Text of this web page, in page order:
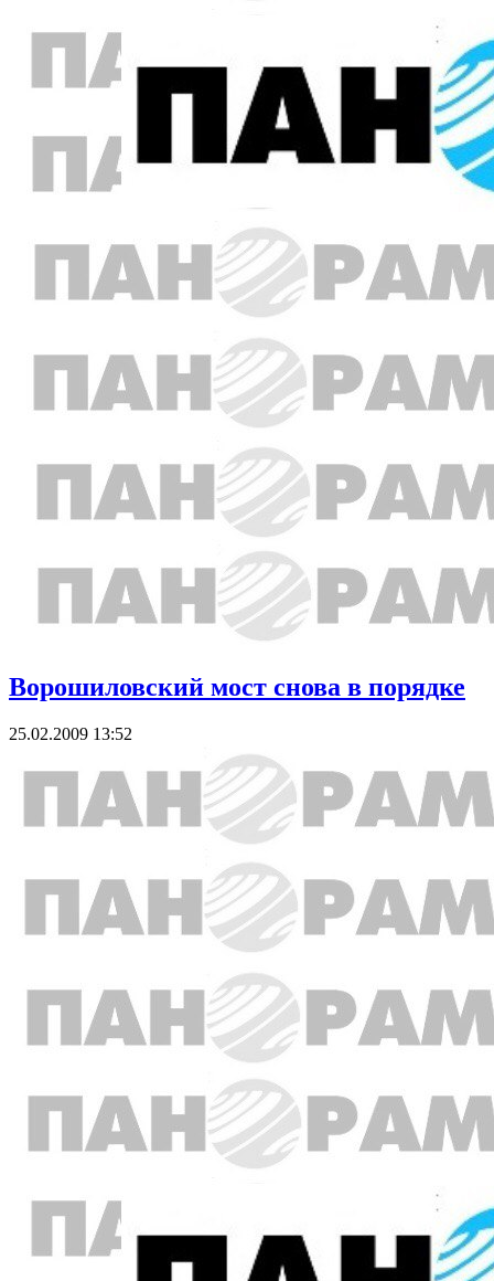
Ворошиловский мост снова в порядке
25.02.2009 13:52